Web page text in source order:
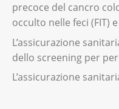
precoce del cancro
occulto nelle feci (FIT)
L’assicurazione
dello screening per
L’assicurazione